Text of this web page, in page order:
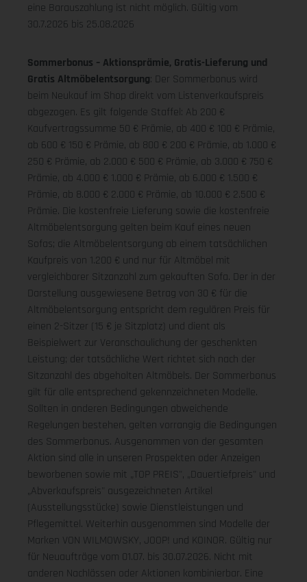
eine Barauszahlung ist nicht möglich. Gültig vom
30.7.2026 bis 25.08.2026
Sommerbonus – Aktionsprämie, Gratis-Lieferung und
Gratis Altmöbelentsorgung: Der Sommerbonus wird
beim Neukauf im Shop direkt vom Listenverkaufspreis
abgezogen. Es gilt folgende Staffel: Ab 200 €
Kaufvertragssumme 50 € Prämie, ab 400 € 100 € Prämie,
ab 600 € 150 € Prämie, ab 800 € 200 € Prämie, ab 1.000 €
250 € Prämie, ab 2.000 € 500 € Prämie, ab 3.000 € 750 €
Prämie, ab 4.000 € 1.000 € Prämie, ab 6.000 € 1.500 €
Prämie, ab 8.000 € 2.000 € Prämie, ab 10.000 € 2.500 €
Prämie. Die kostenfreie Lieferung sowie die kostenfreie
Altmöbelentsorgung gelten beim Kauf eines neuen
Sofas; die Altmöbelentsorgung ab einem tatsächlichen
Kaufpreis von 1.200 € und nur für Altmöbel mit
vergleichbarer Sitzanzahl zum gekauften Sofa. Der in der
Darstellung ausgewiesene Betrag von 30 € für die
Altmöbelentsorgung entspricht dem regulären Preis für
einen 2-Sitzer (15 € je Sitzplatz) und dient als
Beispielwert zur Veranschaulichung der geschenkten
Leistung; der tatsächliche Wert richtet sich nach der
Sitzanzahl des abgeholten Altmöbels. Der Sommerbonus
gilt für alle entsprechend gekennzeichneten Modelle.
Sollten in anderen Bedingungen abweichende
Regelungen bestehen, gelten vorrangig die Bedingungen
des Sommerbonus. Ausgenommen von der gesamten
Aktion sind alle in unseren Prospekten oder Anzeigen
beworbenen sowie mit „TOP PREIS", „Dauertiefpreis" und
„Abverkaufspreis" ausgezeichneten Artikel
(Ausstellungsstücke) sowie Dienstleistungen und
Pflegemittel. Weiterhin ausgenommen sind Modelle der
Marken VON WILMOWSKY, JOOP! und KOINOR. Gültig nur
für Neuaufträge vom 01.07. bis 30.07.2026. Nicht mit
anderen Nachlässen oder Aktionen kombinierbar. Eine